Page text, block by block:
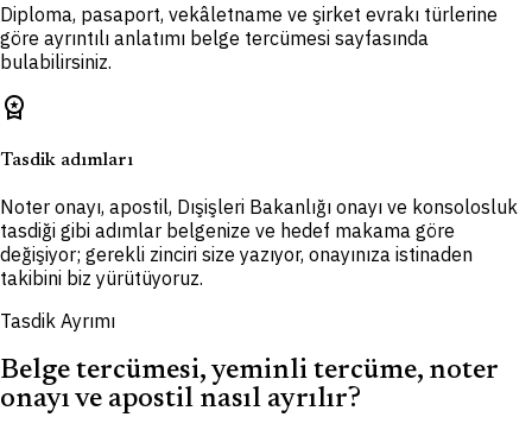
Diploma, pasaport, vekâletname ve şirket evrakı türlerine
göre ayrıntılı anlatımı belge tercümesi sayfasında
bulabilirsiniz.
workspace_premium
Tasdik adımları
Noter onayı, apostil, Dışişleri Bakanlığı onayı ve konsolosluk
tasdiği gibi adımlar belgenize ve hedef makama göre
değişiyor; gerekli zinciri size yazıyor, onayınıza istinaden
takibini biz yürütüyoruz.
Tasdik Ayrımı
Belge tercümesi, yeminli tercüme, noter
onayı ve apostil nasıl ayrılır?